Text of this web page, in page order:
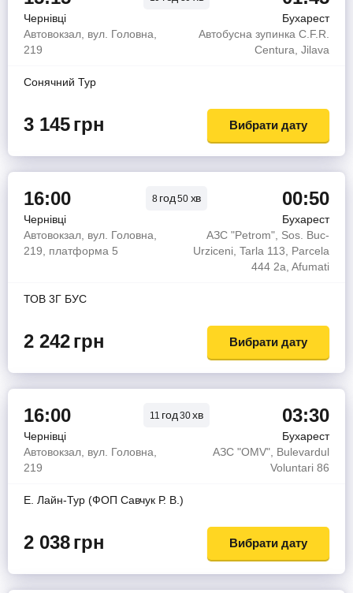
Чернівці
Бухарест
Автовокзал, вул. Головна,
219
Автобусна зупинка C.F.R.
Centura, Jilava
Сонячний Тур
3 145грн Вибрати дату
16:00 8 год50 хв 00:50
Чернівці
Бухарест
Автовокзал, вул. Головна,
219, платформа 5
АЗС "Petrom", Sos. Buc-
Urziceni, Tarla 113, Parcela
444 2a, Afumati
ТОВ 3Г БУС
2 242грн Вибрати дату
16:00 11 год30хв 03:30
Чернівці
Бухарест
Автовокзал, вул. Головна,
219
АЗС "OMV", Bulevardul
Voluntari 86
Е. Лайн-Тур (ФОП Савчук Р. В.)
2 038грн Вибрати дату